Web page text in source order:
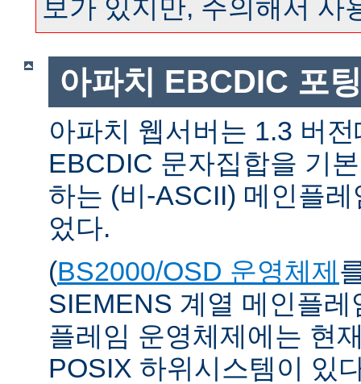
보가 있지만, 주의해서 사
아파치 EBCDIC 포
아파치 웹서버는 1.3 버
EBCDIC 문자집합을 기
하는 (비-ASCII) 메인플
었다.
(BS2000/OSD 운영체제
SIEMENS 계열 메인플
플레임 운영체제에는 현
POSIX 하위시스템이 있